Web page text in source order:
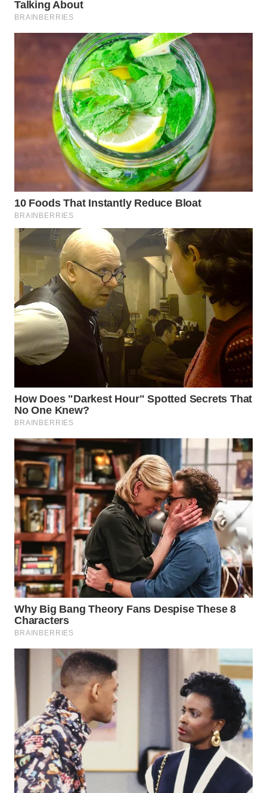
WN
TAPANULI
UTARA
SAMOSIR
WN
PADANG
LAWAS
WN
SUMEDANG
WN
CIANJUR
WN
KEPULAUAN
WN
TANGERANG
WN
BINJAI
WN
CIREBON
WN
INDRAMAYU
WN
KUNINGAN
WN
MAJALENGKA
WN
SUKABUMI
WN
PURWAKARTA